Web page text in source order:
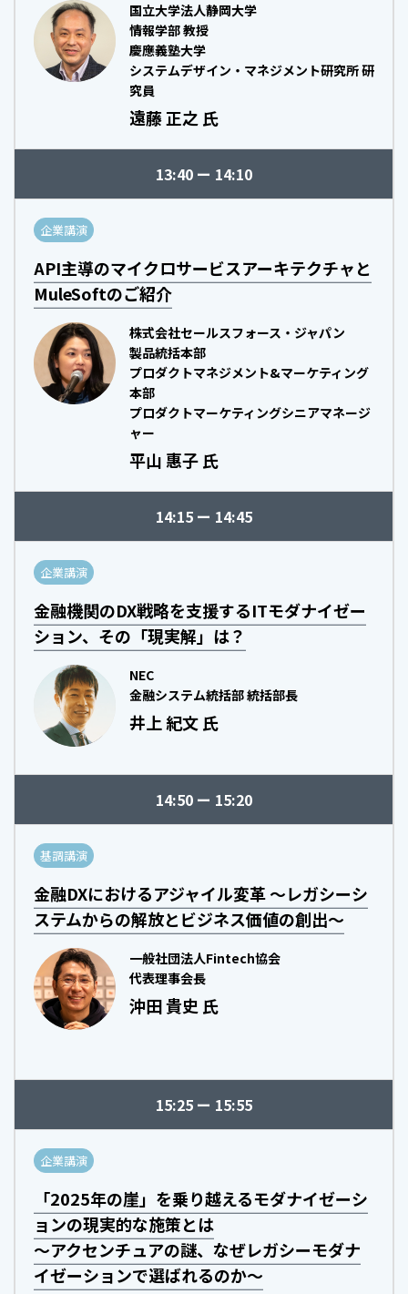
国立大学法人静岡大学
情報学部 教授
慶應義塾大学
システムデザイン・マネジメント研究所 研
究員
遠藤 正之 氏
13:40 14:10
企業講演
API主導のマイクロサービスアーキテクチャと
MuleSoftのご紹介
株式会社セールスフォース・ジャパン
製品統括本部
プロダクトマネジメント&マーケティング
本部
プロダクトマーケティングシニアマネージ
ャー
平山 惠子 氏
14:15 14:45
企業講演
金融機関のDX戦略を支援するITモダナイゼー
ション、その「現実解」は？
NEC
金融システム統括部 統括部長
井上 紀文 氏
14:50 15:20
基調講演
金融DXにおけるアジャイル変革 ～レガシーシ
ステムからの解放とビジネス価値の創出～
一般社団法人Fintech協会
代表理事会長
沖田 貴史 氏
15:25 15:55
企業講演
「2025年の崖」を乗り越えるモダナイゼーシ
ョンの現実的な施策とは
～アクセンチュアの謎、なぜレガシーモダナ
イゼーションで選ばれるのか～